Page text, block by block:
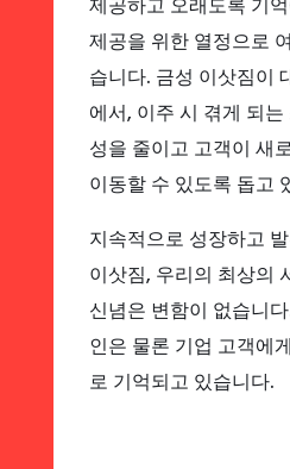
제공을 위한 열정으로
습니다. 금성 이삿짐이
에서, 이주 시 겪게 되
성을 줄이고 고객이 새
이동할 수 있도록 돕고
지속적으로 성장하고
이삿짐, 우리의 최상의
신념은 변함이 없습니
인은 물론 기업 고객에
로 기억되고 있습니다.